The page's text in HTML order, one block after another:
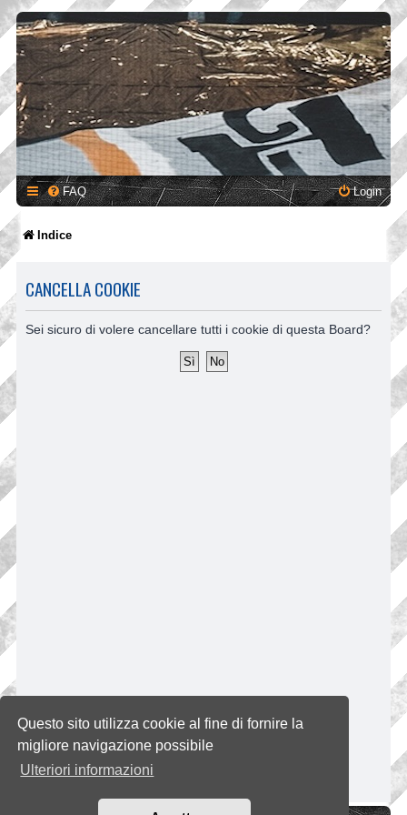
Questo sito utilizza cookie al fine di fornire la
migliore navigazione possibile
Ulteriori informazioni
FAQ Login
Indice
CANCELLA COOKIE
Sei sicuro di volere cancellare tutti i cookie di questa Board?